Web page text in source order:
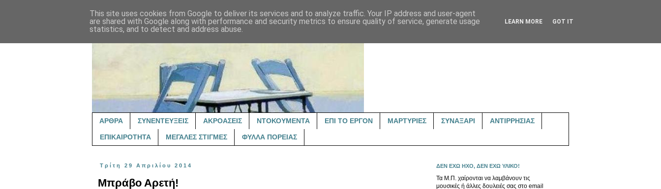
ΑΡΘΡΑ ΣΥΝΕΝΤΕΥΞΕΙΣ ΑΚΡΟΑΣΕΙΣ ΝΤΟΚΟΥΜΕΝΤΑ ΕΠΙ ΤΟ ΕΡΓΟΝ ΜΑΡΤΥΡΙΕΣ ΣΥΝΑΞΑΡΙ ΑΝΤΙΡΡΗΣΙΑΣ
ΕΠΙΚΑΙΡΟΤΗΤΑ ΜΕΓΑΛΕΣ ΣΤΙΓΜΕΣ ΦΥΛΛΑ ΠΟΡΕΙΑΣ
Τρίτη 29 Απριλίου 2014
Μπράβο Αρετή!
ΔΕΝ ΕΧΩ ΗΧΟ, ΔΕΝ ΕΧΩ ΥΛΙΚΟ!
Τα Μ.Π. χαίρονται να λαμβάνουν τις
μουσικές ή άλλες δουλειές σας στο email
This site uses cookies from Google to deliver its services and to analyze traffic. Your IP address and user-agent
are shared with Google along with performance and security metrics to ensure quality of service, generate usage
statistics, and to detect and address abuse.
LEARN MORE GOT IT